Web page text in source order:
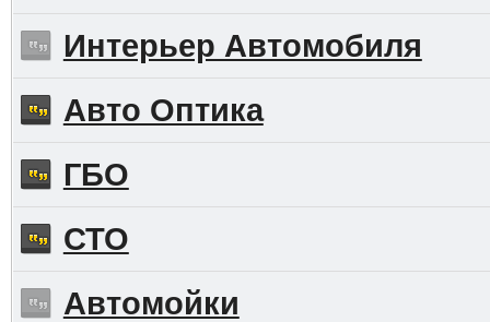
Интерьер Автомобиля
Авто Оптика
ГБО
СТО
Автомойки